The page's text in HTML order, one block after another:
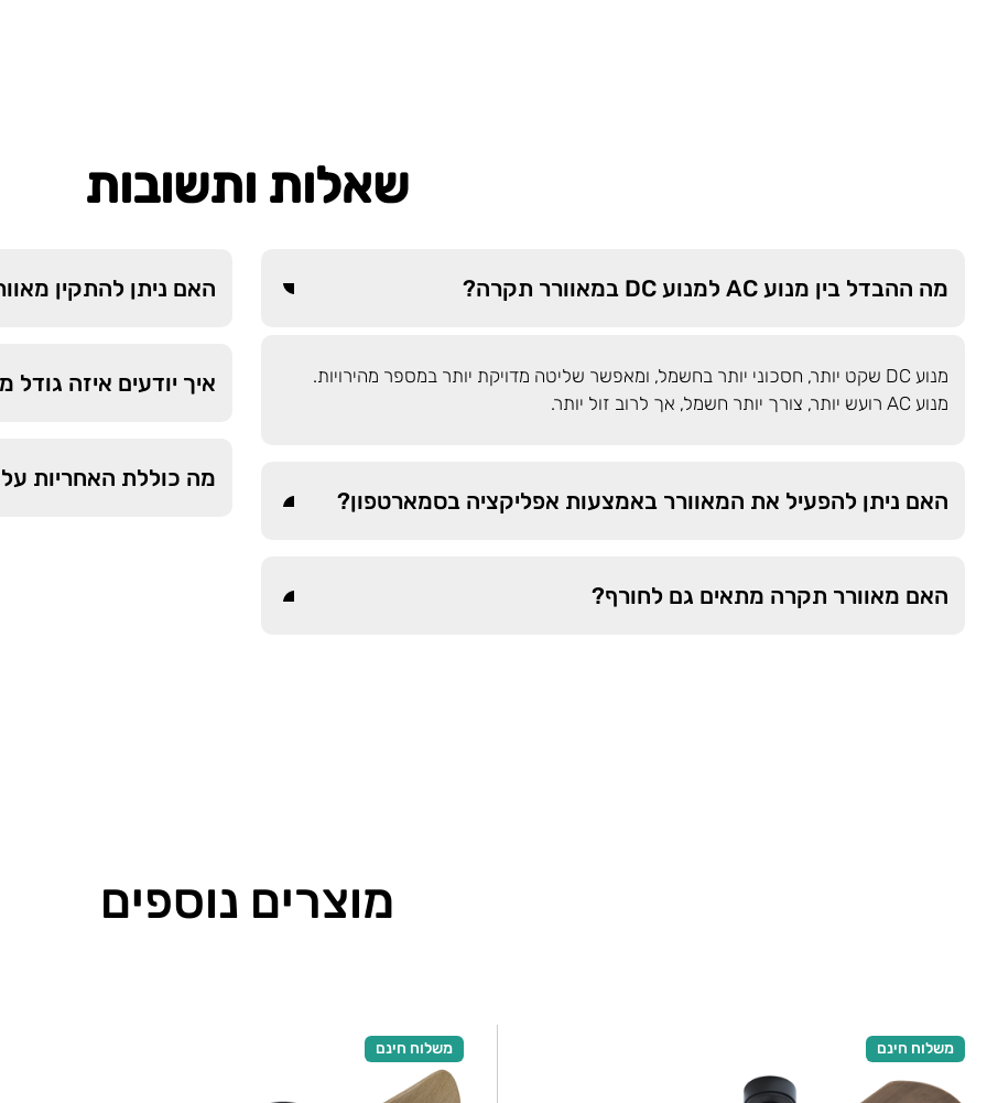
שאלות ותשובות
מה ההבדל בין מנוע AC למנוע DC במאוורר תקרה?
מנוע DC שקט יותר, חסכוני יותר בחשמל, ומאפשר שליטה מדויקת יותר במספר מהירויות.
מנוע AC רועש יותר, צורך יותר חשמל, אך לרוב זול יותר.
האם ניתן להפעיל את המאוורר באמצעות אפליקציה בסמארטפון?
האם מאוורר תקרה מתאים גם לחורף?
האם ניתן להתקין
איך יודעים איזה
מה כוללת האחריות
מוצרים נוספים
משלוח חינם משלוח חינם